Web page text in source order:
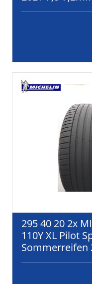
295 40 20 2x
110Y XL Pilot
Sommerreifen